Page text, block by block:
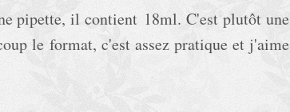
pipette, il contient 18ml. C'est plutôt une
le format, c'est assez pratique et j'aime